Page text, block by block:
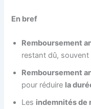
En bref
Remboursement
restant dû,
Remboursement
pour réduire la
Les indemnités de